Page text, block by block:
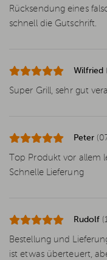
Rücksendung eines
schnell die Gutschrift.
Wilfried
Super Grill, sehr gut
Peter
Top Produkt vor allem
Schnelle Lieferung
Rudolf
Bestellung und
ist etwas überteuert,